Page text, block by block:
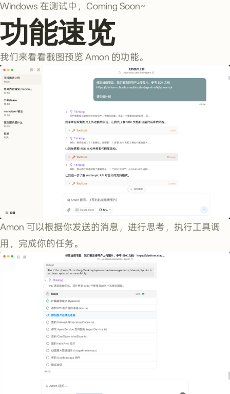
Windows 在测试中，Coming Soon~
功能速览
我们来看看截图预览 Amon 的功能。
Amon 可以根据你发送的消息，进行思考，执行工具调
用，完成你的任务。